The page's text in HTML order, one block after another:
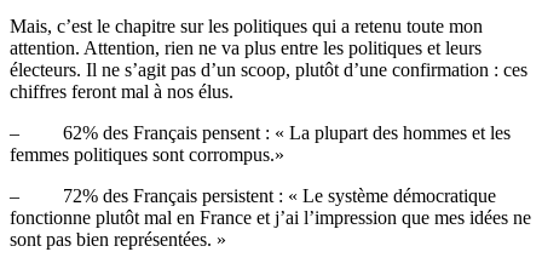
Mais, c’est le chapitre sur les politiques qui a retenu toute mon
attention. Attention, rien ne va plus entre les politiques et leurs
électeurs. Il ne s’agit pas d’un scoop, plutôt d’une confirmation : ces
chiffres feront mal à nos élus.
– 62% des Français pensent : « La plupart des hommes et les
femmes politiques sont corrompus.»
– 72% des Français persistent : « Le système démocratique
fonctionne plutôt mal en France et j’ai l’impression que mes idées ne
sont pas bien représentées. »